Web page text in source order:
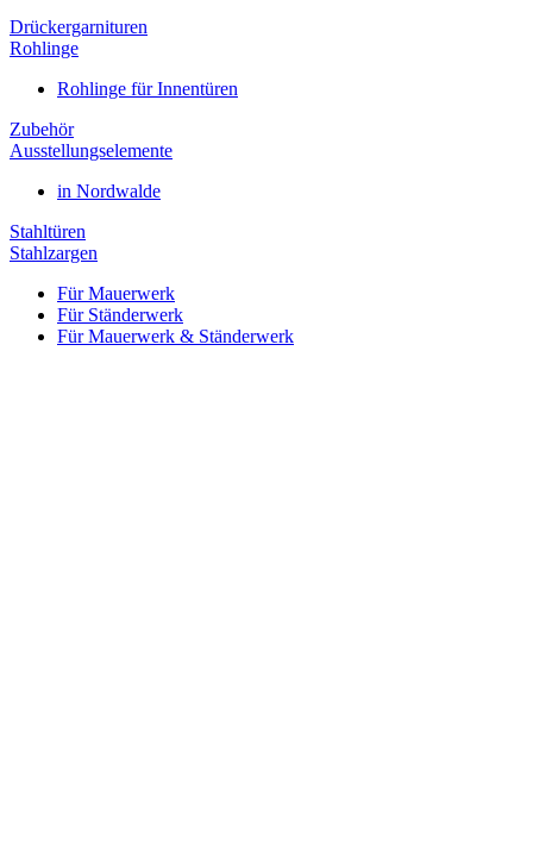
Drückergarnituren
Rohlinge
Rohlinge für Innentüren
Zubehör
Ausstellungselemente
in Nordwalde
Stahltüren
Stahlzargen
Für Mauerwerk
Für Ständerwerk
Für Mauerwerk & Ständerwerk